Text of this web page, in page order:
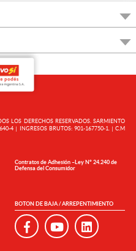
LOS DERECHOS RESERVADOS. SARMIENTO
4 | INGRESOS BRUTOS: 901-167750-1. | C.M
Contratos de Adhesión –Ley N° 24.240 de
Defensa del Consumidor
BOTON DE BAJA / ARREPENTIMIENTO